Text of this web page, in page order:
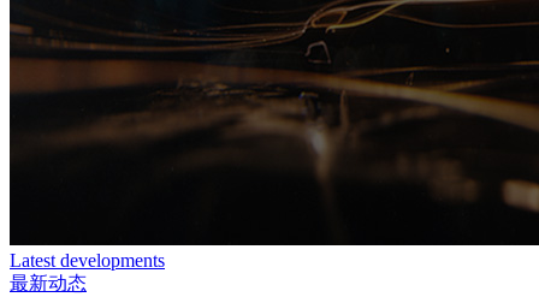
Latest developments
最新动态